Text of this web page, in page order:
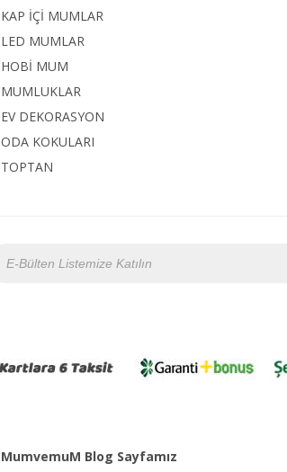
KAP İÇİ MUMLAR
LED MUMLAR
HOBİ MUM
MUMLUKLAR
EV DEKORASYON
ODA KOKULARI
TOPTAN
MumvemuM Blog Sayfamız